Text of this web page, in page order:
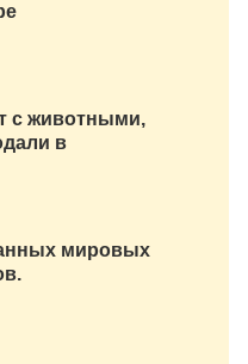
с животными,
в
мировых